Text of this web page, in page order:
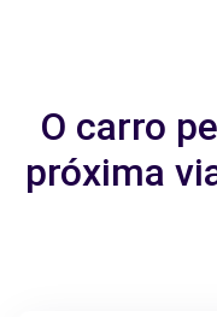
O carro
próxima